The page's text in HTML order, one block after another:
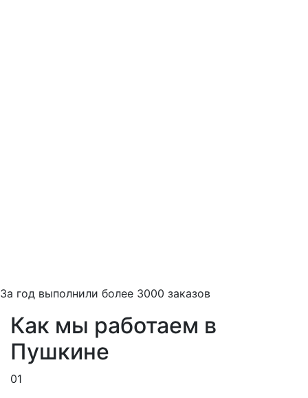
За год выполнили более 3000 заказов
Как мы работаем в
Пушкине
01